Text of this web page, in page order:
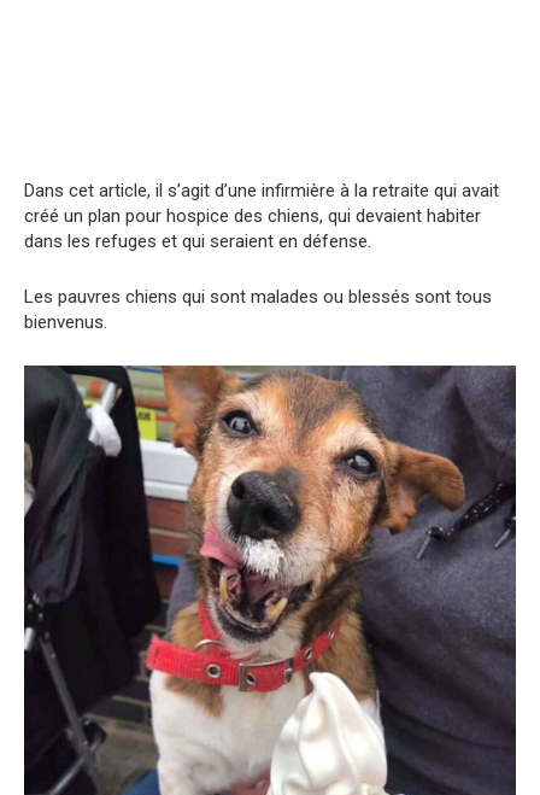
Dans cet article, il s’agit d’une infirmière à la retraite qui avait
créé un plan pour hospice des chiens, qui devaient habiter
dans les refuges et qui seraient en défense.
Les pauvres chiens qui sont malades ou blessés sont tous
bienvenus.